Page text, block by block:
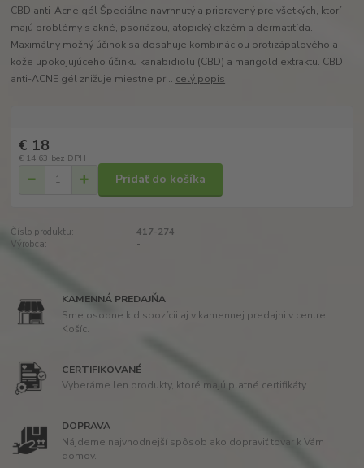
CBD anti-Acne gél Špeciálne navrhnutý a pripravený pre všetkých, ktorí
majú problémy s akné, psoriázou, atopický ekzém a dermatitída.
Maximálny možný účinok sa dosahuje kombináciou protizápalového a
kože upokojujúceho účinku kanabidiolu (CBD) a marigold extraktu. CBD
anti-ACNE gél znižuje miestne pr... celý popis
€ 18
€ 14,63 bez DPH
Pridať do košíka
Číslo produktu:
417-274
Výrobca:
-
KAMENNÁ PREDAJŇA
Sme osobne k dispozícii aj v kamennej predajni v centre
Košíc.
CERTIFIKOVANÉ
Vyberáme len produkty, ktoré majú platné certifikáty.
DOPRAVA
Nájdeme najvhodnejší spôsob ako dopraviť tovar k Vám
domov.